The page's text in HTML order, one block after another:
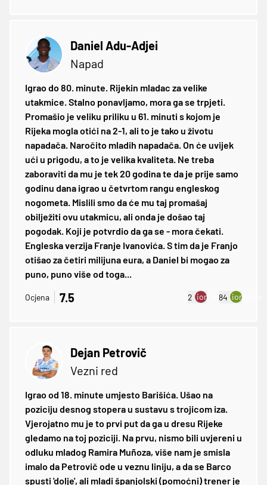
Daniel Adu-Adjei
Napad
Igrao do 80. minute. Rijekin mladac za velike
utakmice. Stalno ponavljamo, mora ga se trpjeti.
Promašio je veliku priliku u 61. minuti s kojom je
Rijeka mogla otići na 2-1, ali to je tako u životu
napadača. Naročito mladih napadača. On će uvijek
ući u prigodu, a to je velika kvaliteta. Ne treba
zaboraviti da mu je tek 20 godina te da je prije samo
godinu dana igrao u četvrtom rangu engleskog
nogometa. Mislili smo da će mu taj promašaj
obilježiti ovu utakmicu, ali onda je došao taj
pogodak. Koji je potvrdio da ga se - mora čekati.
Engleska verzija Franje Ivanovića. S tim da je Franjo
otišao za četiri milijuna eura, a Daniel bi mogao za
puno, puno više od toga...
Ocjena 7.5 2 ion:minus
84 ion:plus
Dejan Petrovič
Vezni red
Igrao od 18. minute umjesto Barišića. Ušao na
poziciju desnog stopera u sustavu s trojicom iza.
Vjerojatno mu je to prvi put da ga u dresu Rijeke
gledamo na toj poziciji. Na prvu, nismo bili uvjereni u
odluku mladog Ramira Muñoza, više nam je smisla
imalo da Petrovič ode u veznu liniju, a da se Barco
spusti 'dolje', ali mladi španjolski (pomoćni) trener je